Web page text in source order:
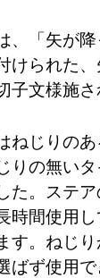
、「矢が
けられた
子文様施さ
ねじりの
りの無い
た。ステ
時間使用し
す。ねじ
ず使用で